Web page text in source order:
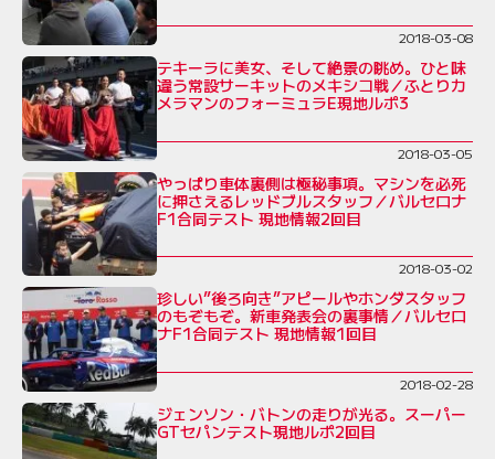
2018-03-08
テキーラに美女、そして絶景の眺め。ひと味
違う常設サーキットのメキシコ戦／ふとりカ
メラマンのフォーミュラE現地ルポ3
2018-03-05
やっぱり車体裏側は極秘事項。マシンを必死
に押さえるレッドブルスタッフ／バルセロナ
F1合同テスト 現地情報2回目
2018-03-02
珍しい”後ろ向き”アピールやホンダスタッフ
のもぞもぞ。新車発表会の裏事情／バルセロ
ナF1合同テスト 現地情報1回目
2018-02-28
ジェンソン・バトンの走りが光る。スーパー
GTセパンテスト現地ルポ2回目